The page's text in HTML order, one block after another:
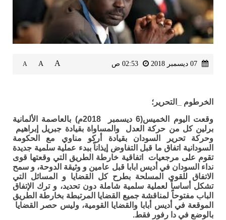
A
A
A
الخرطوم _التحرير؛
وقعت اليوم الخميس(6 ديسمبر 2018م) بالعاصمة الألمانية
برلين كل من حركة العدل والمساواة بقيادة جبريل إبراهيم
وحركة تحرير السودان بقيادة أركو مناوي مع الحكومة
السودانية اتفاق ما قبل التفاوض إيذاناً ببدء عملية سلمية جديدة
تقوم على مرجعيات اتفاقية خارطة الطريق التي وقعتها قوى
نداء السودان في أديس ابابا قبل عامين و وثيقة الدوحة، و سمح
الاتفاق للقوى المسلحة بطرح كل القضايا و المسائل التي
تشكل أساساً لعملية سلمية شاملة دون تحديد، و ترك الإتفاق
الباب مفتوحاً لمناقشة جميع القضايا المرتبطة بخارطة الطريق
الموقعة في أديس أبابا والقضايا القومية، وليس حصر القضايا
بالوضع في دا رفور فقط.